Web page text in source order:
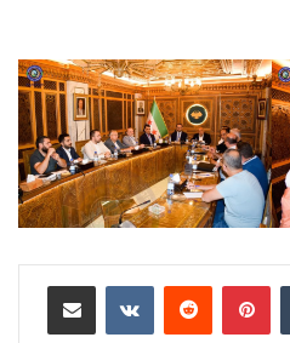
بينتيريست مشاركة عبر البريد